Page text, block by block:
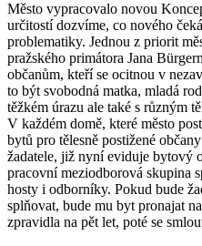
Město vypracovalo novou
určitostí dozvíme, co nového
problematiky. Jednou z priorit
pražského primátora Jana
občanům, kteří se ocitnou v
to být svobodná matka, mladá
těžkém úrazu ale také s různým
V každém domě, které město
bytů pro tělesně postižené
žadatele, již nyní eviduje bytový
pracovní meziodborová skupina
hosty i odborníky. Pokud bude
splňovat, bude mu byt pronajat
zpravidla na pět let, poté se